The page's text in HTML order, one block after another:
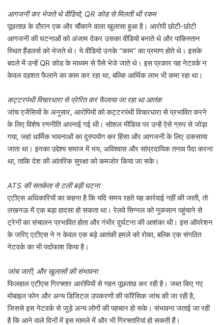
आगजनी कर भेजते थे वीडियो, QR कोड से मिलती थी रकम
पूछताछ के दौरान एक और चौंकाने वाला खुलासा हुआ है। आरोपी छोटी-छोटी
आगजनी की घटनाओं को अंजाम देकर उसका वीडियो बनाते थे और पाकिस्तान
स्थित हैंडलर्स को भेजते थे। ये वीडियो उनके “काम” का प्रमाण होते थे। इसके
बदले में उन्हें QR कोड के माध्यम से पैसे भेजे जाते थे। इस प्रकार यह नेटवर्क न
केवल दहशत फैलाने का काम कर रहा था, बल्कि आर्थिक लाभ भी कमा रहा था।
कट्टरपंथी विचारधारा से प्रेरित कर फैलाया जा रहा था आतंक
जांच एजेंसियों के अनुसार, आरोपियों को कट्टरपंथी विचारधारा से प्रभावित करने
के लिए विशेष रणनीति अपनाई गई थी। सोशल मीडिया पर उन्हें ऐसे ग्रुप से जोड़ा
गया, जहां धार्मिक भावनाओं का दुरुपयोग कर हिंसा और आगजनी के लिए उकसाया
जाता था। इनका उद्देश्य समाज में भय, अविश्वास और सांप्रदायिक तनाव पैदा करना
था, ताकि देश की आंतरिक सुरक्षा को कमजोर किया जा सके।
ATS की सतर्कता से टली बड़ी घटना
एटीएस अधिकारियों का कहना है कि यदि समय रहते यह कार्रवाई नहीं की जाती, तो
लखनऊ में एक बड़ा हादसा हो सकता था। रेलवे सिग्नल को नुकसान पहुंचाने से
ट्रेनों का संचालन प्रभावित होता और गंभीर दुर्घटना की आशंका थी। इस ऑपरेशन
के जरिए एटीएस ने न केवल एक बड़े आतंकी हमले को रोका, बल्कि एक संगठित
नेटवर्क का भी पर्दाफाश किया है।
जांच जारी, और खुलासों की संभावना
फिलहाल एटीएस गिरफ्तार आरोपियों से गहन पूछताछ कर रही है। जब्त किए गए
मोबाइल फोन और अन्य डिजिटल उपकरणों की फॉरेंसिक जांच की जा रही है,
जिससे इस नेटवर्क से जुड़े अन्य लोगों की पहचान हो सके। संभावना जताई जा रही
है कि आने वाले दिनों में इस मामले में और भी गिरफ्तारियां हो सकती हैं।